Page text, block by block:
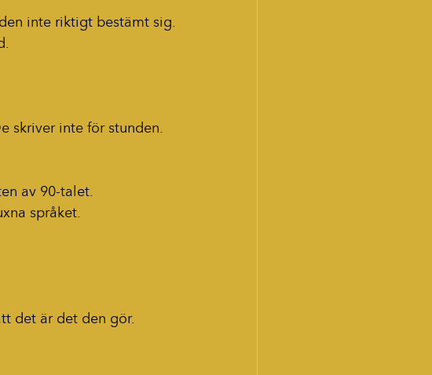
inte riktigt bestämt sig.
skriver inte för stunden.
av 90-talet.
språket.
det är det den gör.